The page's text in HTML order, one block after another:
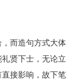
而造句方式大体
贤下士，无论立
接影响，故下笔